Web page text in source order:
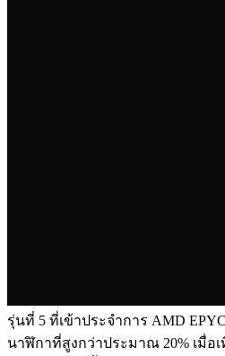
รุ่นที่ 5 ที่เข้าประจําการ AMD
นาฬิกาที่สูงกว่าประมาณ 20% เมื่อ